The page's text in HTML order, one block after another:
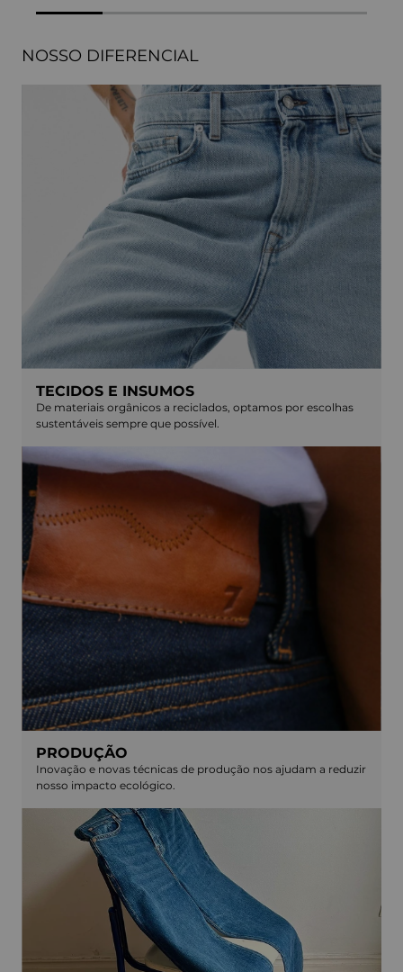
NOSSO DIFERENCIAL
TECIDOS E INSUMOS
De materiais orgânicos a reciclados, optamos por escolhas
sustentáveis sempre que possível.
PRODUÇÃO
Inovação e novas técnicas de produção nos ajudam a reduzir
nosso impacto ecológico.